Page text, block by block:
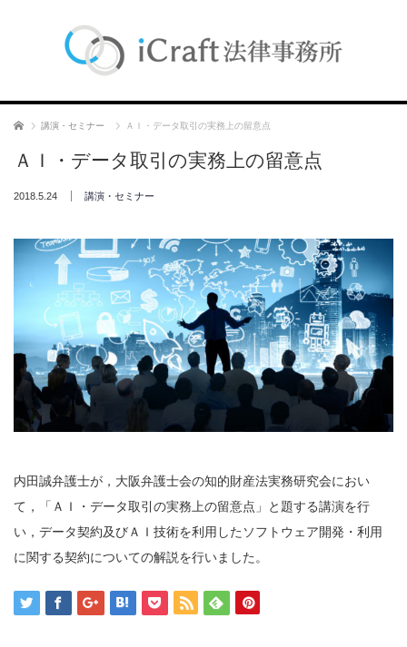
ホーム 講演・セミナー ＡＩ・データ取引の実務上の留意点
ＡＩ・データ取引の実務上の留意点
2018.5.24 講演・セミナー
内田誠弁護士が，大阪弁護士会の知的財産法実務研究会におい
て，「ＡＩ・データ取引の実務上の留意点」と題する講演を行
い，データ契約及びＡＩ技術を利用したソフトウェア開発・利用
に関する契約についての解説を行いました。